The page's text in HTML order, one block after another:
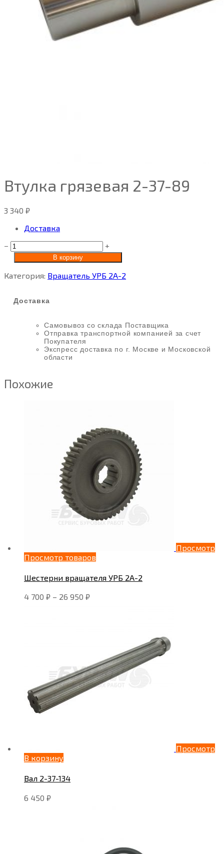
Втулка грязевая 2-37-89
3 340 ₽
Доставка
−
+
В корзину
Категория: Вращатель УРБ 2А-2
Доставка
Самовывоз со склада Поставщика
Отправка транспортной компанией за счет
Покупателя
Экспресс доставка по г. Москве и Московской
области
Похожие
Просмотр
Просмотр товаров
Шестерни вращателя УРБ 2А-2
4 700 ₽ – 26 950 ₽
Просмотр
В корзину
Вал 2-37-134
6 450 ₽